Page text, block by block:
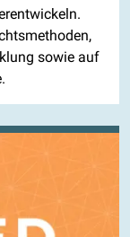
sowie auf